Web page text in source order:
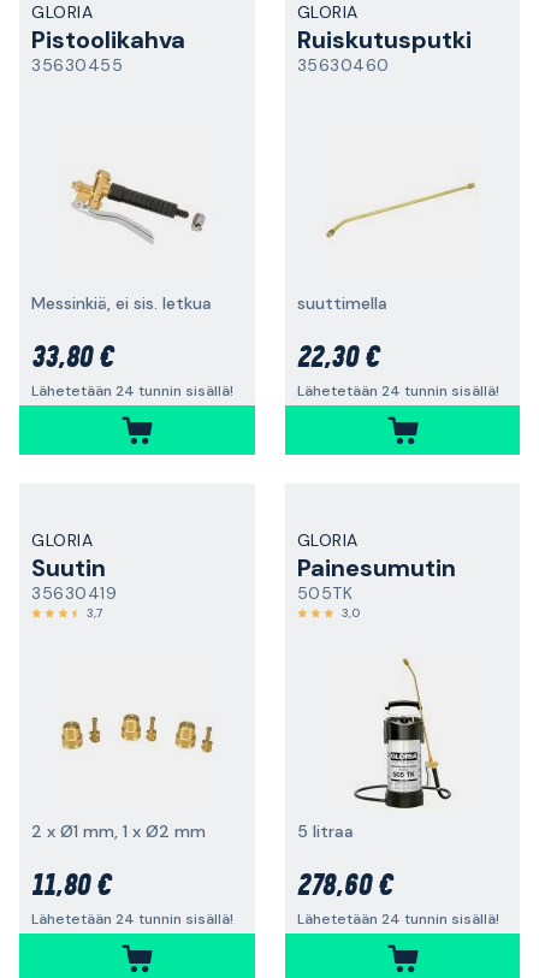
GLORIA
Pistoolikahva
35630455
Messinkiä, ei sis. letkua
33,80 €
Lähetetään 24 tunnin sisällä!
GLORIA
Ruiskutusputki
35630460
suuttimella
22,30 €
Lähetetään 24 tunnin sisällä!
GLORIA
Suutin
35630419
3,7
2 x Ø1 mm, 1 x Ø2 mm
11,80 €
Lähetetään 24 tunnin sisällä!
GLORIA
Painesumutin
505TK
3,0
5 litraa
278,60 €
Lähetetään 24 tunnin sisällä!